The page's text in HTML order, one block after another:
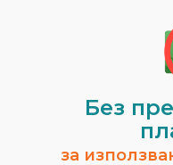
Без
за